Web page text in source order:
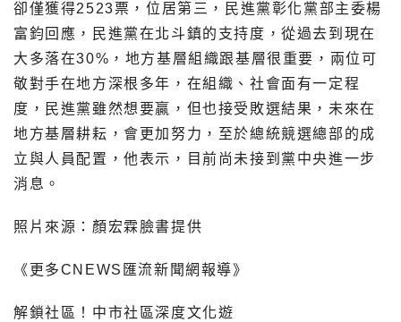
卻僅獲得2523票，位居第三，民進黨彰化黨部主委楊
富鈞回應，民進黨在北斗鎮的支持度，從過去到現在
大多落在30%，地方基層組織跟基層很重要，兩位可
敬對手在地方深根多年，在組織、社會面有一定程
度，民進黨雖然想要贏，但也接受敗選結果，未來在
地方基層耕耘，會更加努力，至於總統競選總部的成
立與人員配置，他表示，目前尚未接到黨中央進一步
消息。
照片來源：顏宏霖臉書提供
《更多CNEWS匯流新聞網報導》
解鎖社區！中市社區深度文化遊